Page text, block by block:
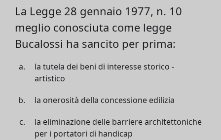
La Legge 28 gennaio 1977, n. 10
meglio conosciuta come legge
Bucalossi ha sancito per prima:
la tutela dei beni di interesse storico -
artistico
la onerosità della concessione edilizia
la eliminazione delle barriere architettoniche
per i portatori di handicap